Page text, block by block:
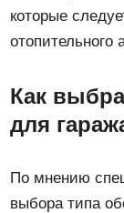
которые
отопительного
Как
для
По мнению
выбора типа